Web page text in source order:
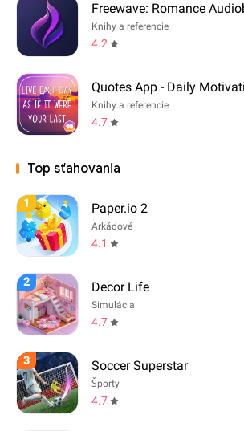
Freewave: Romance
Knihy a referencie
4.2
Quotes App - Daily
Knihy a referencie
4.7
Top sťahovania
1 Paper.io 2
Arkádové
4.1
2 Decor Life
Simulácia
4.7
3 Soccer Superstar
Športy
4.7